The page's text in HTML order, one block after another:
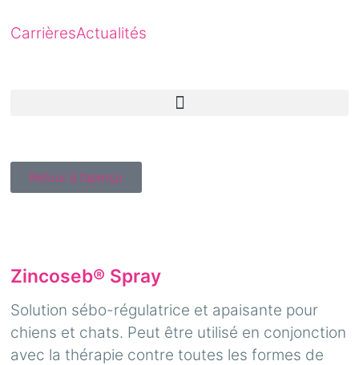
CarrièresActualités
Retour à l'aperçu
Zincoseb® Spray
Solution sébo-régulatrice et apaisante pour
chiens et chats. Peut être utilisé en conjonction
avec la thérapie contre toutes les formes de